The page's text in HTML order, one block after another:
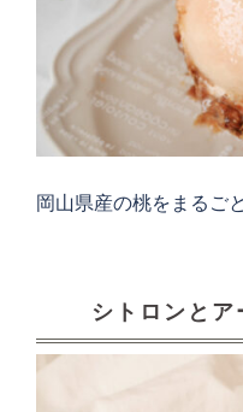
岡山県産の桃をまるご
シトロンとア